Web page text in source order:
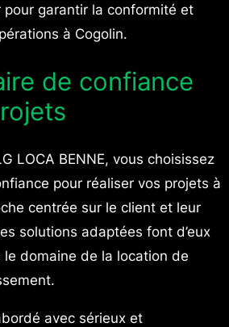
garantir la conformité et
à Cogolin.
de confiance
LOCA BENNE, vous choisissez
pour réaliser vos projets à
centrée sur le client et leur
solutions adaptées font d’eux
domaine de la location de
avec sérieux et